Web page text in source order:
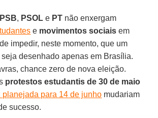
PSB, PSOL e PT não enxergam
e movimentos sociais em
impedir, neste momento, que um
desenhado apenas em Brasília.
chance zero de nova eleição.
protestos estudantis de 30 de maio
planejada para 14 de junho mudariam
sucesso.